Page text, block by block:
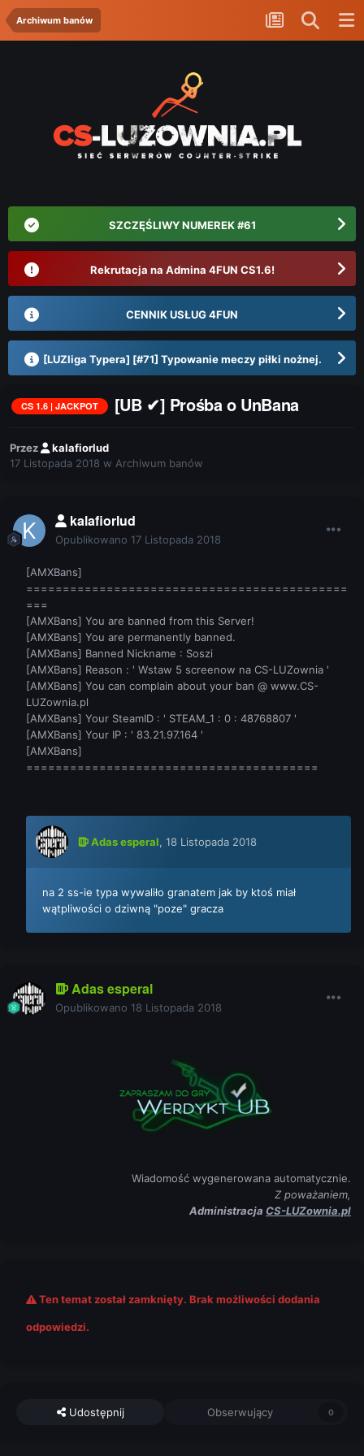
Archiwum banów
SZCZĘŚLIWY NUMEREK #61
Rekrutacja na Admina 4FUN CS1.6!
CENNIK USŁUG 4FUN
[LUZliga Typera] [#71] Typowanie meczy piłki nożnej.
CS 1.6 | JACKPOT [UB ✔] Prośba o UnBana
Przez
kalafiorlud
17 Listopada 2018 w Archiwum banów
kalafiorlud
Opublikowano 17 Listopada 2018
[AMXBans]
============================================
===
[AMXBans] You are banned from this Server!
[AMXBans] You are permanently banned.
[AMXBans] Banned Nickname : Soszi
[AMXBans] Reason : ' Wstaw 5 screenow na CS-LUZownia '
[AMXBans] You can complain about your ban @ www.CS-
LUZownia.pl
[AMXBans] Your SteamID : ' STEAM_1 : 0 : 48768807 '
[AMXBans] Your IP : ' 83.21.97.164 '
[AMXBans]
========================================
Adas esperal, 18 Listopada 2018
na 2 ss-ie typa wywaliło granatem jak by ktoś miał
wątpliwości o dziwną "poze" gracza
Adas esperal
Opublikowano 18 Listopada 2018
Wiadomość wygenerowana automatycznie.
Z poważaniem,
Administracja CS-LUZownia.pl
Ten temat został zamknięty. Brak możliwości dodania
odpowiedzi.
Udostępnij Obserwujący 0